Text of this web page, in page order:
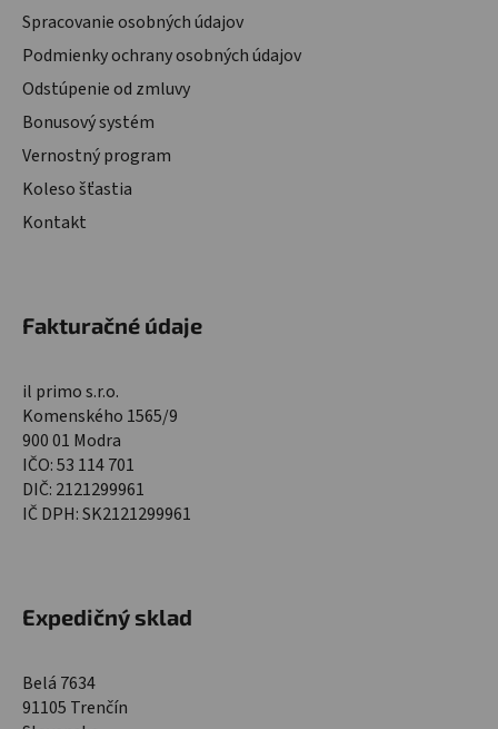
Spracovanie osobných údajov
Podmienky ochrany osobných údajov
Odstúpenie od zmluvy
Bonusový systém
Vernostný program
Koleso šťastia
Kontakt
Fakturačné údaje
il primo s.r.o.
Komenského 1565/9
900 01 Modra
IČO: 53 114 701
DIČ: 2121299961
IČ DPH: SK2121299961
Expedičný sklad
Belá 7634
91105 Trenčín